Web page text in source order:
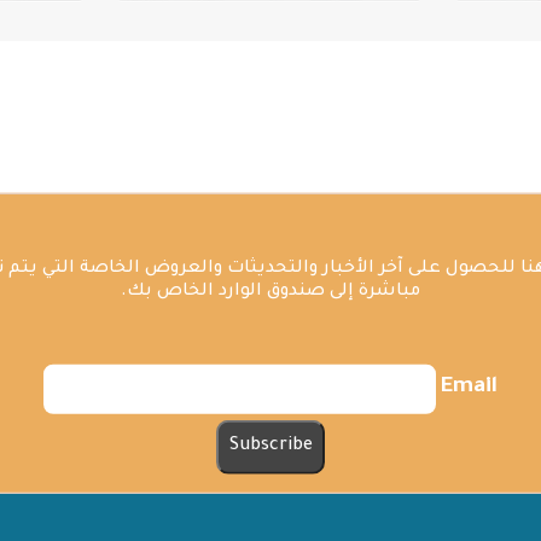
للحصول على آخر الأخبار والتحديثات والعروض الخاصة التي
مباشرة إلى صندوق الوارد الخاص بك.
Email